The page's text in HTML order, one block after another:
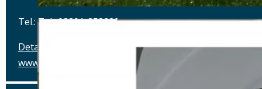
Tel.: Tel.: 08291-858220
Details
www.posthalterei.com